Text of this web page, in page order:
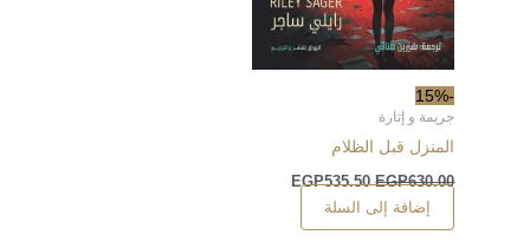
-15%
جريمة و إثارة
المنزل قبل الظلام
EGP630.00
EGP535.50
إضافة إلى السلة